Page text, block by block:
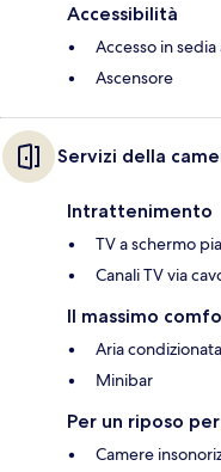
Accessibilità
Accesso in
Ascensore
Servizi della
Intrattenimento
TV a schermo
Canali TV via
Il massimo
Aria
Minibar
Per un riposo
Camere